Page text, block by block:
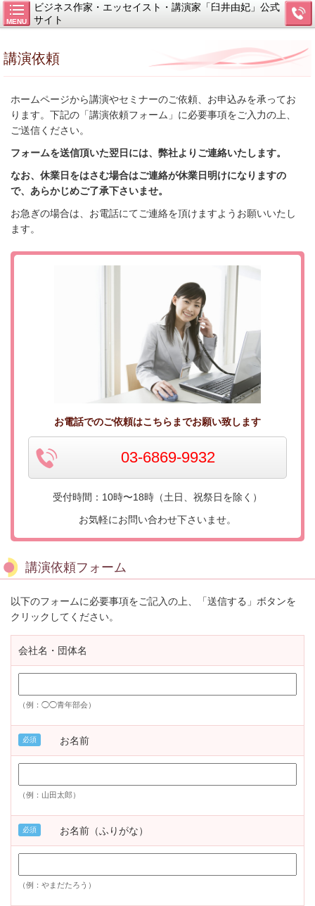
MENU
ビジネス作家・エッセイスト・講演家「臼井由妃」公式
サイト
講演依頼
ホームページから講演やセミナーのご依頼、お申込みを承ってお
ります。下記の「講演依頼フォーム」に必要事項をご入力の上、
ご送信ください。
フォームを送信頂いた翌日には、弊社よりご連絡いたします。
なお、休業日をはさむ場合はご連絡が休業日明けになりますの
で、あらかじめご了承下さいませ。
お急ぎの場合は、お電話にてご連絡を頂けますようお願いいたし
ます。
お電話でのご依頼はこちらまでお願い致します
03-6869-9932
受付時間：10時〜18時（土日、祝祭日を除く）
お気軽にお問い合わせ下さいませ。
講演依頼フォーム
以下のフォームに必要事項をご記入の上、「送信する」ボタンを
クリックしてください。
会社名・団体名
（例：◯◯青年部会）
お名前
必須
（例：山田太郎）
お名前（ふりがな）
必須
（例：やまだたろう）